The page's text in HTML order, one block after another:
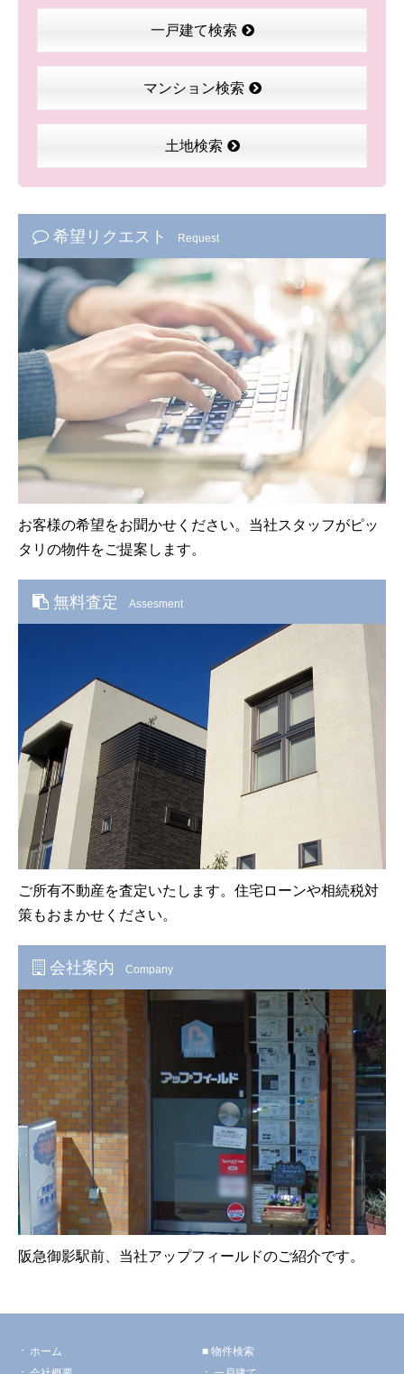
一戸建て検索
マンション検索
土地検索
希望リクエスト Request
お客様の希望をお聞かせください。当社スタッフがピッ
タリの物件をご提案します。
無料査定 Assesment
ご所有不動産を査定いたします。住宅ローンや相続税対
策もおまかせください。
会社案内 Company
阪急御影駅前、当社アップフィールドのご紹介です。
ホーム
物件検索